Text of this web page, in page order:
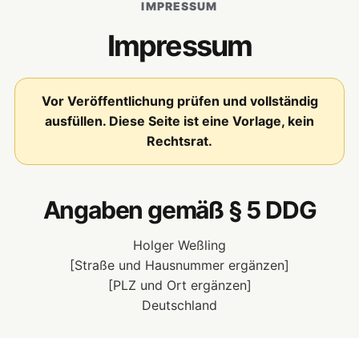
IMPRESSUM
Impressum
Vor Veröffentlichung prüfen und vollständig
ausfüllen. Diese Seite ist eine Vorlage, kein
Rechtsrat.
Angaben gemäß § 5 DDG
Holger Weßling
[Straße und Hausnummer ergänzen]
[PLZ und Ort ergänzen]
Deutschland